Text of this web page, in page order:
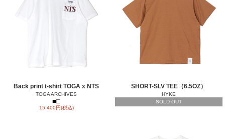
Back print t-shirt TOGA x NTS
TOGA ARCHIVES
■□
15,400円(税込)
SHORT-SLV TEE（6.5OZ）
HYKE
SOLD OUT